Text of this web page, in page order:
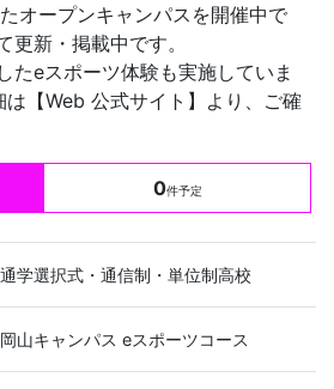
オープンキャンパスを開催中で
更新・掲載中です。
たeスポーツ体験も実施していま
【Web 公式サイト】より、ご確
0件予定
通学選択式・通信制・単位制高校
岡山キャンパス eスポーツコース